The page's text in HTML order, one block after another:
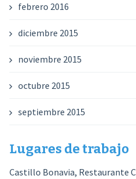
febrero 2016
diciembre 2015
noviembre 2015
octubre 2015
septiembre 2015
Lugares de trabajo
Castillo Bonavia, Restaurante